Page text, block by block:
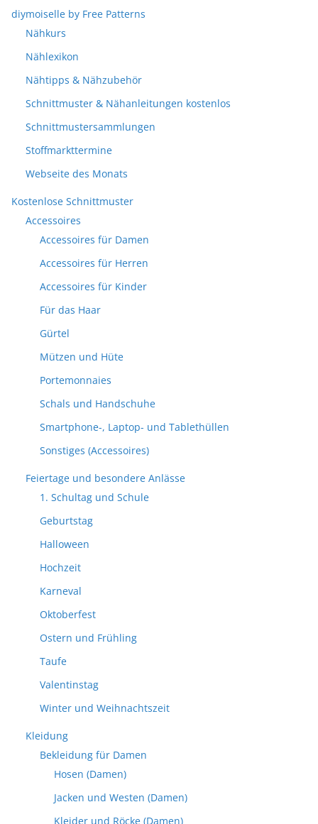
diymoiselle by Free Patterns
Nähkurs
Nählexikon
Nähtipps & Nähzubehör
Schnittmuster & Nähanleitungen kostenlos
Schnittmustersammlungen
Stoffmarkttermine
Webseite des Monats
Kostenlose Schnittmuster
Accessoires
Accessoires für Damen
Accessoires für Herren
Accessoires für Kinder
Für das Haar
Gürtel
Mützen und Hüte
Portemonnaies
Schals und Handschuhe
Smartphone-, Laptop- und Tablethüllen
Sonstiges (Accessoires)
Feiertage und besondere Anlässe
1. Schultag und Schule
Geburtstag
Halloween
Hochzeit
Karneval
Oktoberfest
Ostern und Frühling
Taufe
Valentinstag
Winter und Weihnachtszeit
Kleidung
Bekleidung für Damen
Hosen (Damen)
Jacken und Westen (Damen)
Kleider und Röcke (Damen)